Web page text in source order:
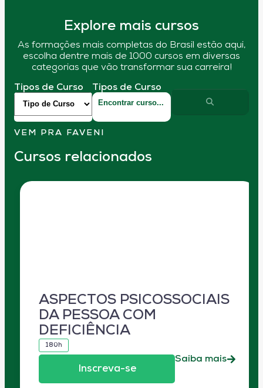
Explore mais cursos
As formações mais completas do Brasil estão aqui,
escolha dentre mais de 1000 cursos em diversas
categorias que vão transformar sua carreira!
Tipos de Curso Tipos de Curso
VEM PRA FAVENI
Cursos relacionados
ASPECTOS PSICOSSOCIAIS
DA PESSOA COM
DEFICIÊNCIA
180h
Inscreva-se
Saiba mais